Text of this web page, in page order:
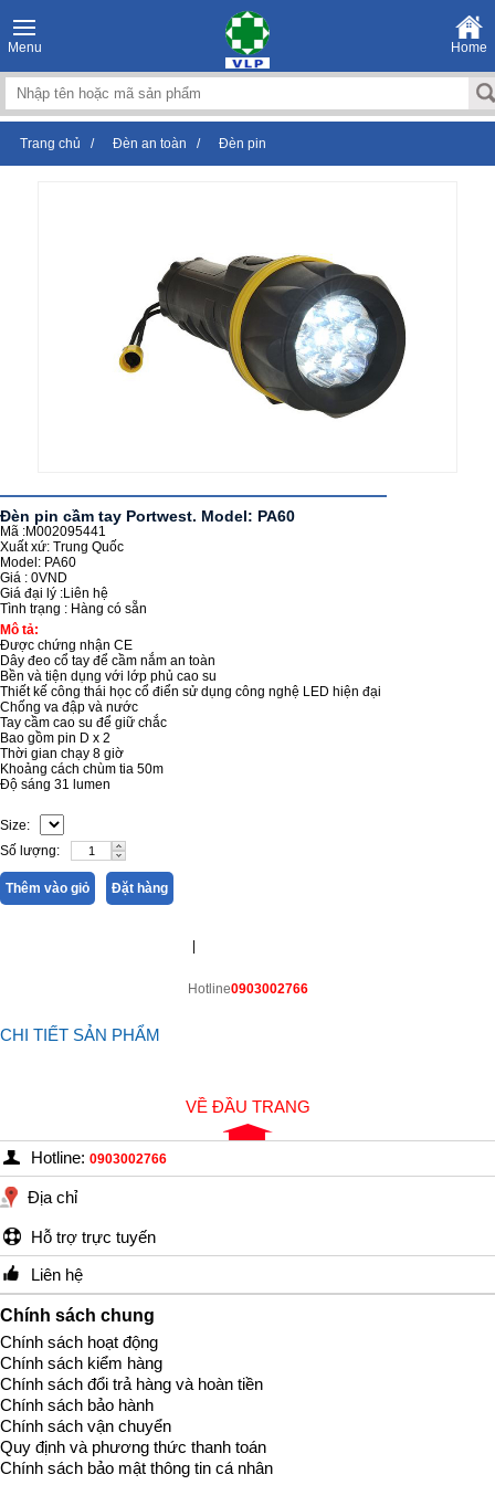
Menu Home
Trang chủ / Đèn an toàn / Đèn pin
Đèn pin cầm tay Portwest. Model: PA60
Mã :M002095441
Xuất xứ: Trung Quốc
Model: PA60
Giá : 0VND
Giá đại lý :Liên hệ
Tình trạng : Hàng có sẵn
Mô tả:
Được chứng nhận CE
Dây đeo cổ tay để cầm nắm an toàn
Bền và tiện dụng với lớp phủ cao su
Thiết kế công thái học cổ điển sử dụng công nghệ LED hiện đại
Chống va đập và nước
Tay cầm cao su để giữ chắc
Bao gồm pin D x 2
Thời gian chạy 8 giờ
Khoảng cách chùm tia 50m
Độ sáng 31 lumen
Size:
Số lượng:
Thêm vào giỏ Đặt hàng
|
Hotline0903002766
CHI TIẾT SẢN PHẨM
VỀ ĐẦU TRANG
Hotline: 0903002766
Địa chỉ
Hỗ trợ trực tuyến
Liên hệ
Chính sách chung
Chính sách hoạt động
Chính sách kiểm hàng
Chính sách đổi trả hàng và hoàn tiền
Chính sách bảo hành
Chính sách vận chuyển
Quy định và phương thức thanh toán
Chính sách bảo mật thông tin cá nhân